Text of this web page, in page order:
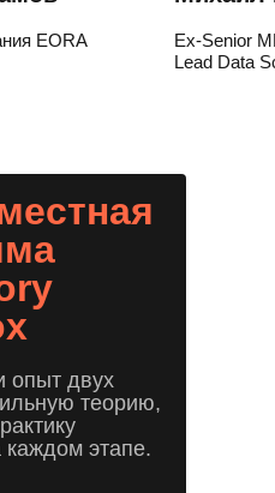
EORA
Ex-Senior
Lead Data
опыт двух
теорию,
этапе.